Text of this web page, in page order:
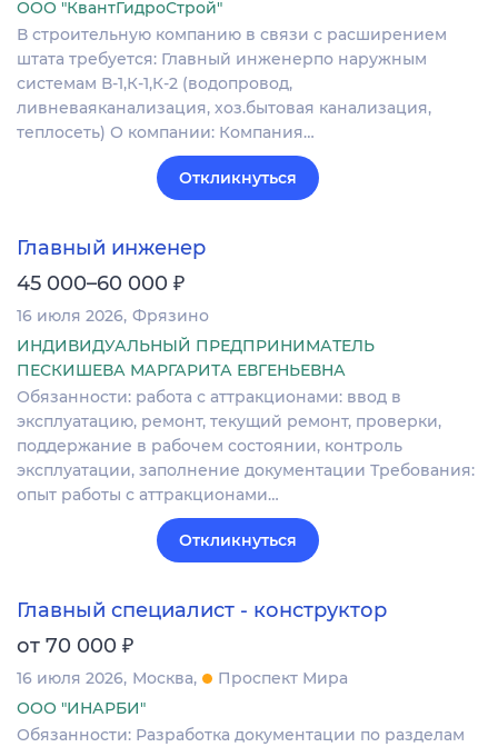
ООО "КвантГидроСтрой"
В строительную компанию в связи с расширением
штата требуется: Главный инженерпо наружным
системам В-1,К-1,К-2 (водопровод,
ливневаяканализация, хоз.бытовая канализация,
теплосеть) О компании: Компания…
Откликнуться
Главный инженер
45 000–60 000 ₽
16 июля 2026 Фрязино
ИНДИВИДУАЛЬНЫЙ ПРЕДПРИНИМАТЕЛЬ
ПЕСКИШЕВА МАРГАРИТА ЕВГЕНЬЕВНА
Обязанности: работа с аттракционами: ввод в
эксплуатацию, ремонт, текущий ремонт, проверки,
поддержание в рабочем состоянии, контроль
эксплуатации, заполнение документации Требования:
опыт работы с аттракционами…
Откликнуться
Главный специалист - конструктор
от 70 000 ₽
16 июля 2026 Москва
Проспект Мира
ООО "ИНАРБИ"
Обязанности: Разработка документации по разделам